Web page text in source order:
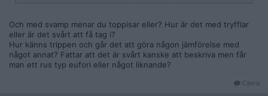
Och med svamp menar du toppisar eller? Hur är det med tryfflar
eller är det svårt att få tag i?
Hur känns trippen och går det att göra någon jämförelse med
något annat? Fattar att det är svårt kanske att beskriva men får
man ett rus typ eufori eller något liknande?
Citera